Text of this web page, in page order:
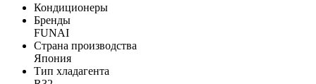
Кондиционеры
Бренды
FUNAI
Страна производства
Япония
Тип хладагента